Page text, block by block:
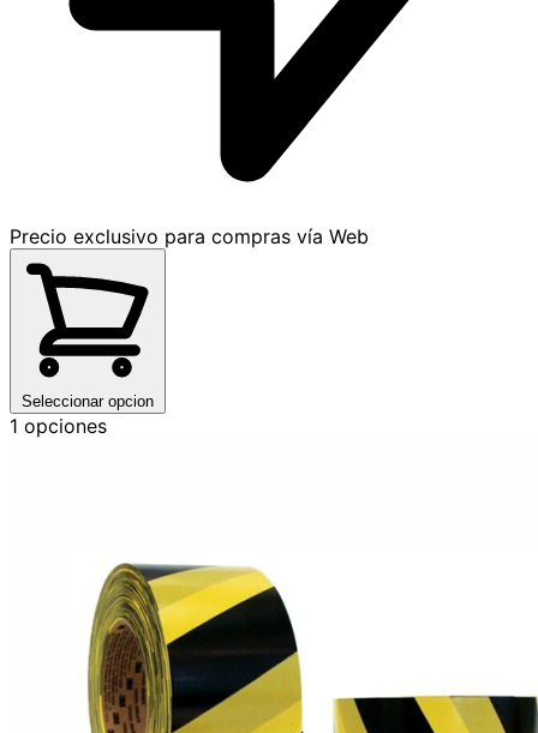
Precio exclusivo para compras vía Web
Seleccionar opcion
1 opciones